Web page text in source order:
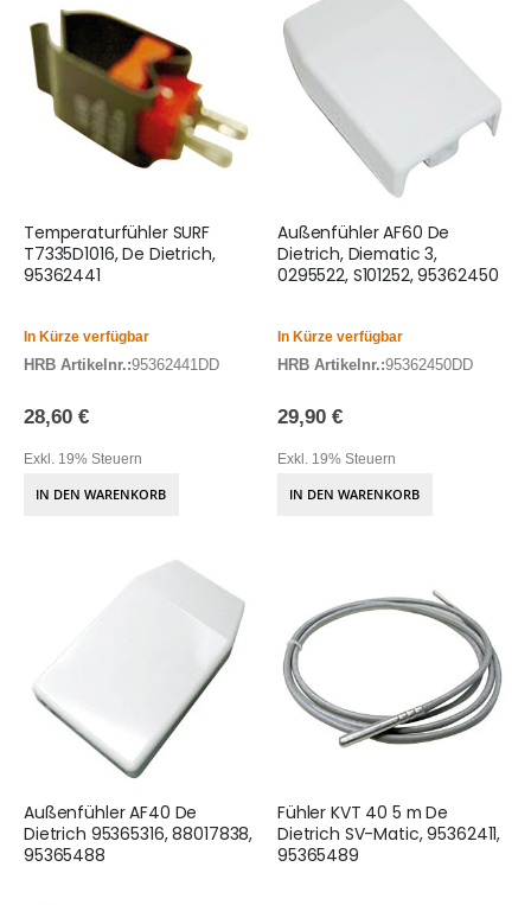
Temperaturfühler SURF
T7335D1016, De Dietrich,
95362441
In Kürze verfügbar
HRB Artikelnr.:95362441DD
28,60 €
Exkl. 19% Steuern
IN DEN WARENKORB
Außenfühler AF60 De
Dietrich, Diematic 3,
0295522, S101252, 95362450
In Kürze verfügbar
HRB Artikelnr.:95362450DD
29,90 €
Exkl. 19% Steuern
IN DEN WARENKORB
Außenfühler AF40 De
Dietrich 95365316, 88017838,
95365488
Fühler KVT 40 5 m De
Dietrich SV-Matic, 95362411,
95365489